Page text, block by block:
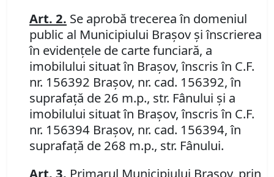
Art. 2. Se aprobă trecerea în domeniul
public al Municipiului Braşov şi înscrierea
în evidenţele de carte funciară, a
imobilului situat în Braşov, înscris în C.F.
nr. 156392 Braşov, nr. cad. 156392, în
suprafaţă de 26 m.p., str. Fânului şi a
imobilului situat în Braşov, înscris în C.F.
nr. 156394 Braşov, nr. cad. 156394, în
suprafaţă de 268 m.p., str. Fânului.
Art. 3. Primarul Municipiului Braşov, prin